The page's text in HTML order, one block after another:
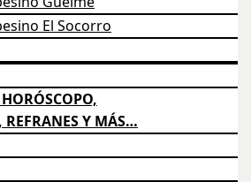
El Socorro
REFRANES Y MÁS…